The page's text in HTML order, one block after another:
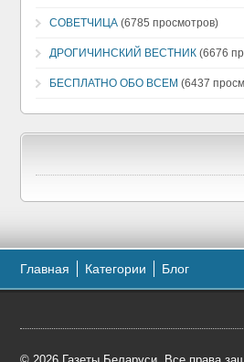
СОВЕТЧИЦА (6785 просмотров)
ДРОГИЧИНСКИЙ ВЕСТНИК (6676
БЕСПЛАТНО ОБО ВСЕМ (6437
Главная Категории Блог